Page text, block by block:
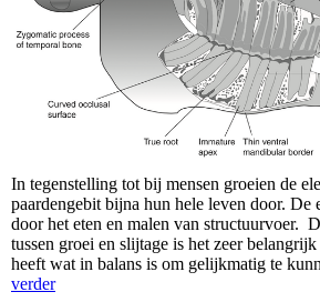
In tegenstelling tot bij mensen groeien de
paardengebit bijna hun hele leven door. De
door het eten en malen van structuurvoer.
tussen groei en slijtage is het zeer
heeft wat in balans is om gelijkmatig te
verder